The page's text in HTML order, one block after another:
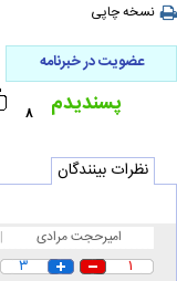
نسخه چاپی
عضویت در خبرنامه
۸ پسندیدم
نظرات بینندگان
امیرحجت مرادی |
۱ ۳